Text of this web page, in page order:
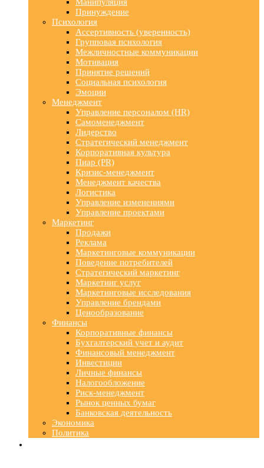
Принуждение
Психология
Ассертивность (уверенность)
Групповая психология
Межличностные коммуникации
Мотивация
Принятие решений
Социальная психология
Эмоции
Менеджмент
Управление персоналом (HR)
Самоменеджмент
Лидерство
Стратегический менеджмент
Корпоративная культура
Пиар (PR)
Кризис-менеджмент
Менеджмент качества
Логистика
Управление изменениями
Управление проектами
Маркетинг
Продажи
Реклама
Маркетинговые коммуникации
Поведение потребителей
Стратегический маркетинг
Маркетинг услуг
Маркетинговые исследования
Управление брендами
Ценообразование
Финансы
Корпоративные финансы
Бухгалтерский учет и аудит
Финансовый менеджмент
Инвестиции
Личные финансы
Налогообложение
Риск-менеджмент
Рынок ценных бумаг
Банковская деятельность
Экономика
Политика